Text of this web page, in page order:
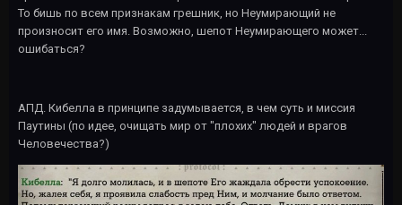
То бишь по всем признакам грешник, но Неумирающий не
произносит его имя. Возможно, шепот Неумирающего может...
ошибаться?
АПД. Кибелла в принципе задумывается, в чем суть и миссия
Паутины (по идее, очищать мир от "плохих" людей и врагов
Человечества?)